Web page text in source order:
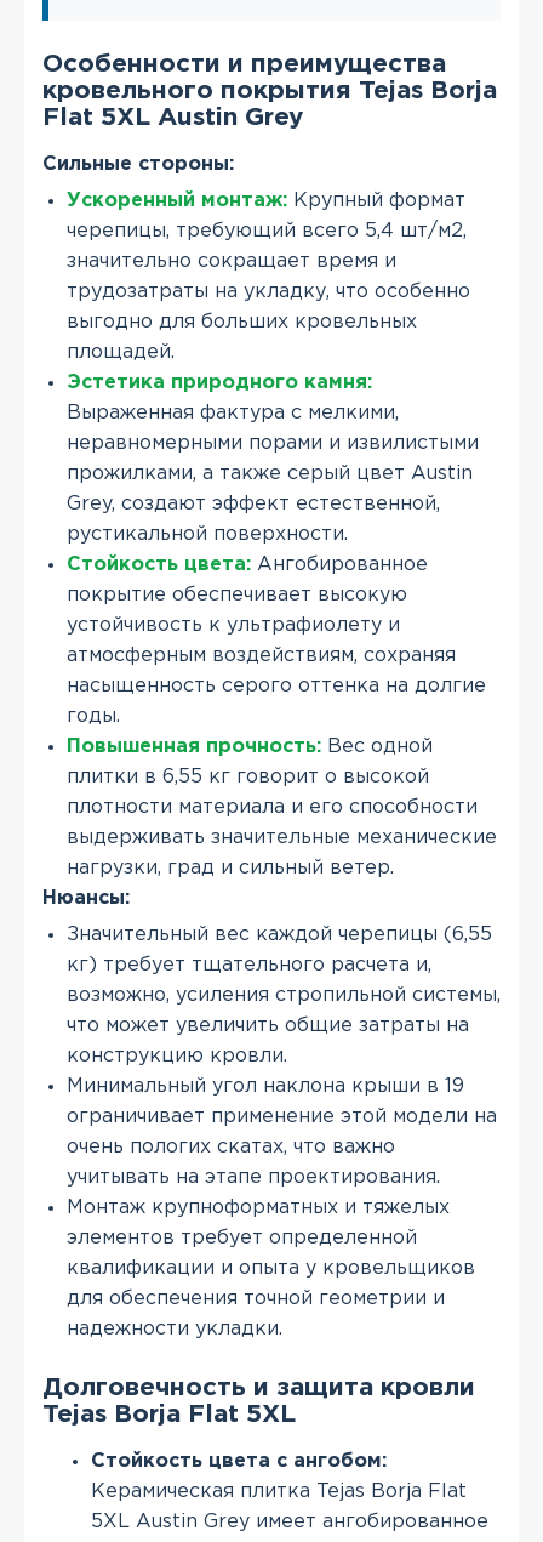
Особенности и преимущества
кровельного покрытия Tejas Borja
Flat 5XL Austin Grey
Сильные стороны:
Ускоренный монтаж: Крупный формат
черепицы, требующий всего 5,4 шт/м2,
значительно сокращает время и
трудозатраты на укладку, что особенно
выгодно для больших кровельных
площадей.
Эстетика природного камня:
Выраженная фактура с мелкими,
неравномерными порами и извилистыми
прожилками, а также серый цвет Austin
Grey, создают эффект естественной,
рустикальной поверхности.
Стойкость цвета: Ангобированное
покрытие обеспечивает высокую
устойчивость к ультрафиолету и
атмосферным воздействиям, сохраняя
насыщенность серого оттенка на долгие
годы.
Повышенная прочность: Вес одной
плитки в 6,55 кг говорит о высокой
плотности материала и его способности
выдерживать значительные механические
нагрузки, град и сильный ветер.
Нюансы:
Значительный вес каждой черепицы (6,55
кг) требует тщательного расчета и,
возможно, усиления стропильной системы,
что может увеличить общие затраты на
конструкцию кровли.
Минимальный угол наклона крыши в 19
ограничивает применение этой модели на
очень пологих скатах, что важно
учитывать на этапе проектирования.
Монтаж крупноформатных и тяжелых
элементов требует определенной
квалификации и опыта у кровельщиков
для обеспечения точной геометрии и
надежности укладки.
Долговечность и защита кровли
Tejas Borja Flat 5XL
Стойкость цвета с ангобом:
Керамическая плитка Tejas Borja Flat
5XL Austin Grey имеет ангобированное